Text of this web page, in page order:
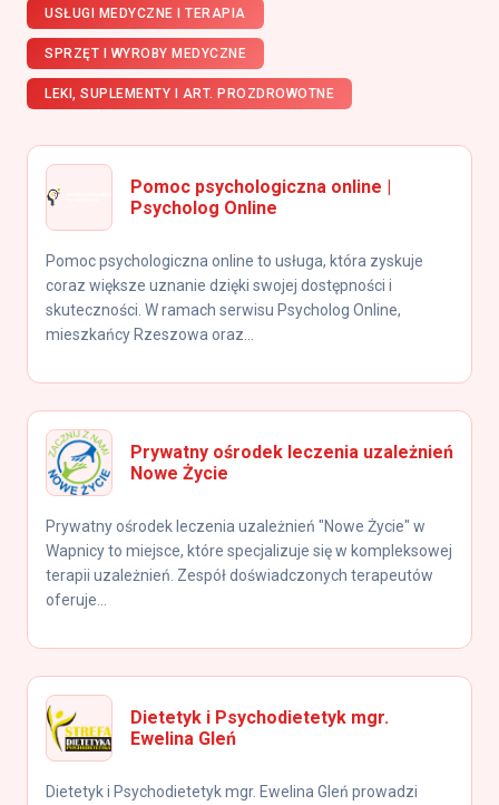
USŁUGI MEDYCZNE I TERAPIA
SPRZĘT I WYROBY MEDYCZNE
LEKI, SUPLEMENTY I ART. PROZDROWOTNE
Pomoc psychologiczna online |
Psycholog Online
Pomoc psychologiczna online to usługa, która zyskuje
coraz większe uznanie dzięki swojej dostępności i
skuteczności. W ramach serwisu Psycholog Online,
mieszkańcy Rzeszowa oraz...
Prywatny ośrodek leczenia uzależnień
Nowe Życie
Prywatny ośrodek leczenia uzależnień "Nowe Życie" w
Wapnicy to miejsce, które specjalizuje się w kompleksowej
terapii uzależnień. Zespół doświadczonych terapeutów
oferuje...
Dietetyk i Psychodietetyk mgr.
Ewelina Gleń
Dietetyk i Psychodietetyk mgr. Ewelina Gleń prowadzi